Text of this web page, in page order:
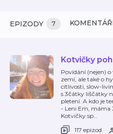
EPIZODY 7
Kotvičky
Povídání (nejen)
zemí, ale také o
citlivosti, slow-
s 3čátky liščátky
pletení. A kdo je
- Leni Em, máma
Kotvičky sp…
117 epizod